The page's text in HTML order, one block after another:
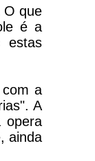
O que
é a
estas
a
A
opera
ainda